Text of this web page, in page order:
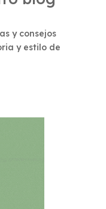
y consejos
y estilo de